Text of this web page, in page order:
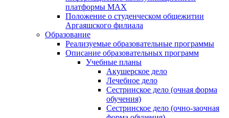
платформы MAX
Положение о студенческом общежитии
Аргаяшского филиала
Образование
Реализуемые образовательные программы
Описание образовательных программ
Учебные планы
Акушерское дело
Лечебное дело
Сестринское дело (очная форма
обучения)
Сестринское дело (очно-заочная